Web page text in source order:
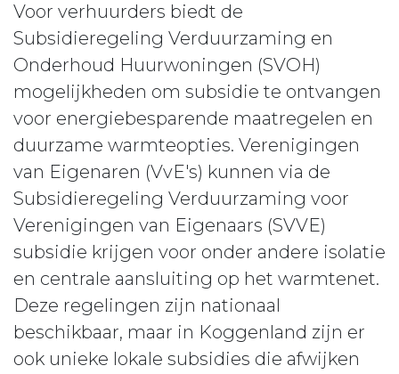
Voor verhuurders biedt de
Subsidieregeling Verduurzaming en
Onderhoud Huurwoningen (SVOH)
mogelijkheden om subsidie te ontvangen
voor energiebesparende maatregelen en
duurzame warmteopties. Verenigingen
van Eigenaren (VvE's) kunnen via de
Subsidieregeling Verduurzaming voor
Verenigingen van Eigenaars (SVVE)
subsidie krijgen voor onder andere isolatie
en centrale aansluiting op het warmtenet.
Deze regelingen zijn nationaal
beschikbaar, maar in Koggenland zijn er
ook unieke lokale subsidies die afwijken